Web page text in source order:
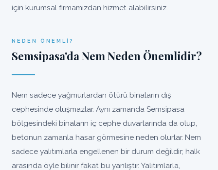
için kurumsal firmamızdan hizmet alabilirsiniz.
NEDEN ÖNEMLI?
Semsipasa'da Nem Neden Önemlidir?
Nem sadece yağmurlardan ötürü binaların dış
cephesinde oluşmazlar. Aynı zamanda Semsipasa
bölgesindeki binaların iç cephe duvarlarında da olup,
betonun zamanla hasar görmesine neden olurlar. Nem
sadece yalıtımlarla engellenen bir durum değildir; halk
arasında öyle bilinir fakat bu yanlıştır. Yalıtımlarla,